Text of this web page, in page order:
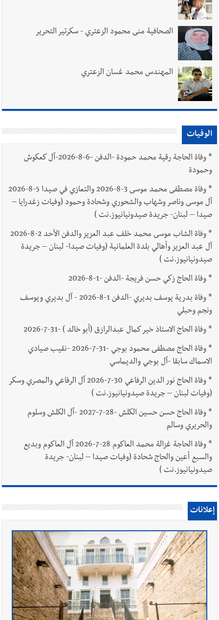
الصحافية منى محمود الزعتري - سكرتير التحرير
المهندس محمد غسان الزعتري
الوفيات
*
وفاة الحاجة رقية محمد حمودة -الدفن -6-8-2026-آل كعكوش
وحمودة
*
وفاة مصطفى محمد موسى 3-8-2026 والتعازي في صيدا 5-8-2026
آل موسى وناصر وشهاب والشحوري وشحادة وحمود (وفيات زغدرايا –
صيدا – لبنان- جريدة صيدونيانيوز.نت )
*
وفاة الشاب موسى محمد خلف عبد العزيز والدفن الأحد 2-8-2026
آل عبد العزيز وأهالي بلدة العلمانية (وفيات صيدا- لبنان – جريدة
صيدونيانيوز.نت )
*وفاة الحاج زكي حسن فريجة -الدفن -1-8-2026
*
وفاة بدرية يوسف بديري -الدفن 1-8-2026 - آل بديري ويوسف
ونجم وحبلي
*وفاة الحاج الاستاذ خير كمال عبدالرازق (أبو خالد ) -31-7-2026
*
وفاة الحاج مصطفى محمود بوجي -31-7-2026 -نقيب صيادي
الاسماك سابقا -آل بوجي والديماسي
*
وفاة الحاج نور الدين الرفاعي 30-7-2026 آل الرفاعي والمصري وسكر
(وفيات لبنان – جريدة صيدونيانيوز.نت )
*
وفاة الحاج حسن حسين الكلش -28-7-2027 -آل الكلش وسلوم
والحريري وسالم
*
وفاة الحاجة غزالة محمد العاكوم 28-7-2026 آل العاكوم وبديع
والسبع أعين والحاج شحادة (وفيات صيدا – لبنان- جريدة
صيدونيانيوز.نت )
إعلانات